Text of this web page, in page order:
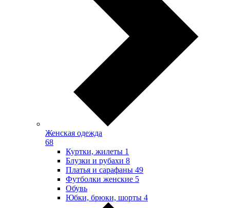
Женская одежда
68
Куртки, жилеты 1
Блузки и рубахи 8
Платья и сарафаны 49
Футболки женские 5
Обувь
Юбки, брюки, шорты 4